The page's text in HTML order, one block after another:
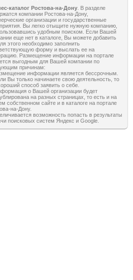
каталог Ростова-на-Дону . В разделе
компании Ростова-на-Дону,
организации и государственные
Вы легко отыщите нужную компанию,
удобным поиском. Если Вашей
еще нет в каталоге, Вы можете добавить
этого необходимо заполнить
форму и выслать ее на
Размещение информации на портале
выгодным для Вашей компании по
причинам:
информации является бессрочным.
Вы только начинаете свою деятельность, то
способ заявить о себе.
о Вашей организации будет
на разных страницах, то есть и на
собственном сайте и в каталоге на портале
на-Дону.
возможность попасть в результаты
поисковых систем Яндекс и Google.